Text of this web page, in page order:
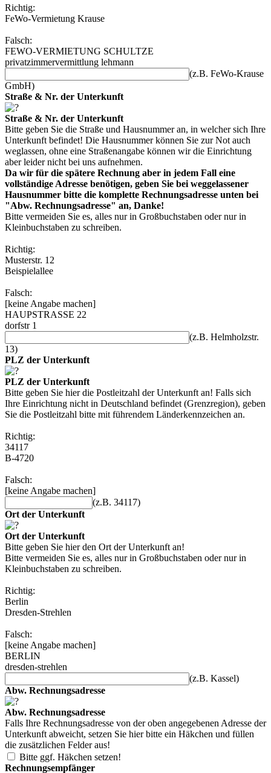
Richtig:
FeWo-Vermietung Krause
Falsch:
FEWO-VERMIETUNG SCHULTZE
privatzimmervermittlung lehmann
(z.B. FeWo-Krause
GmbH)
Straße & Nr. der Unterkunft
Straße & Nr. der Unterkunft
Bitte geben Sie die Straße und Hausnummer an, in welcher sich Ihre
Unterkunft befindet! Die Hausnummer können Sie zur Not auch
weglassen, ohne eine Straßenangabe können wir die Einrichtung
aber leider nicht bei uns aufnehmen.
Da wir für die spätere Rechnung aber in jedem Fall eine
vollständige Adresse benötigen, geben Sie bei weggelassener
Hausnummer bitte die komplette Rechnungsadresse unten bei
"Abw. Rechnungsadresse" an, Danke!
Bitte vermeiden Sie es, alles nur in Großbuchstaben oder nur in
Kleinbuchstaben zu schreiben.
Richtig:
Musterstr. 12
Beispielallee
Falsch:
[keine Angabe machen]
HAUPSTRASSE 22
dorfstr 1
(z.B. Helmholzstr.
13)
PLZ der Unterkunft
PLZ der Unterkunft
Bitte geben Sie hier die Postleitzahl der Unterkunft an! Falls sich
Ihre Einrichtung nicht in Deutschland befindet (Grenzregion), geben
Sie die Postleitzahl bitte mit führendem Länderkennzeichen an.
Richtig:
34117
B-4720
Falsch:
[keine Angabe machen]
(z.B. 34117)
Ort der Unterkunft
Ort der Unterkunft
Bitte geben Sie hier den Ort der Unterkunft an!
Bitte vermeiden Sie es, alles nur in Großbuchstaben oder nur in
Kleinbuchstaben zu schreiben.
Richtig:
Berlin
Dresden-Strehlen
Falsch:
[keine Angabe machen]
BERLIN
dresden-strehlen
(z.B. Kassel)
Abw. Rechnungsadresse
Abw. Rechnungsadresse
Falls Ihre Rechnungsadresse von der oben angegebenen Adresse der
Unterkunft abweicht, setzen Sie hier bitte ein Häkchen und füllen
die zusätzlichen Felder aus!
Bitte ggf. Häkchen setzen!
Rechnungsempfänger